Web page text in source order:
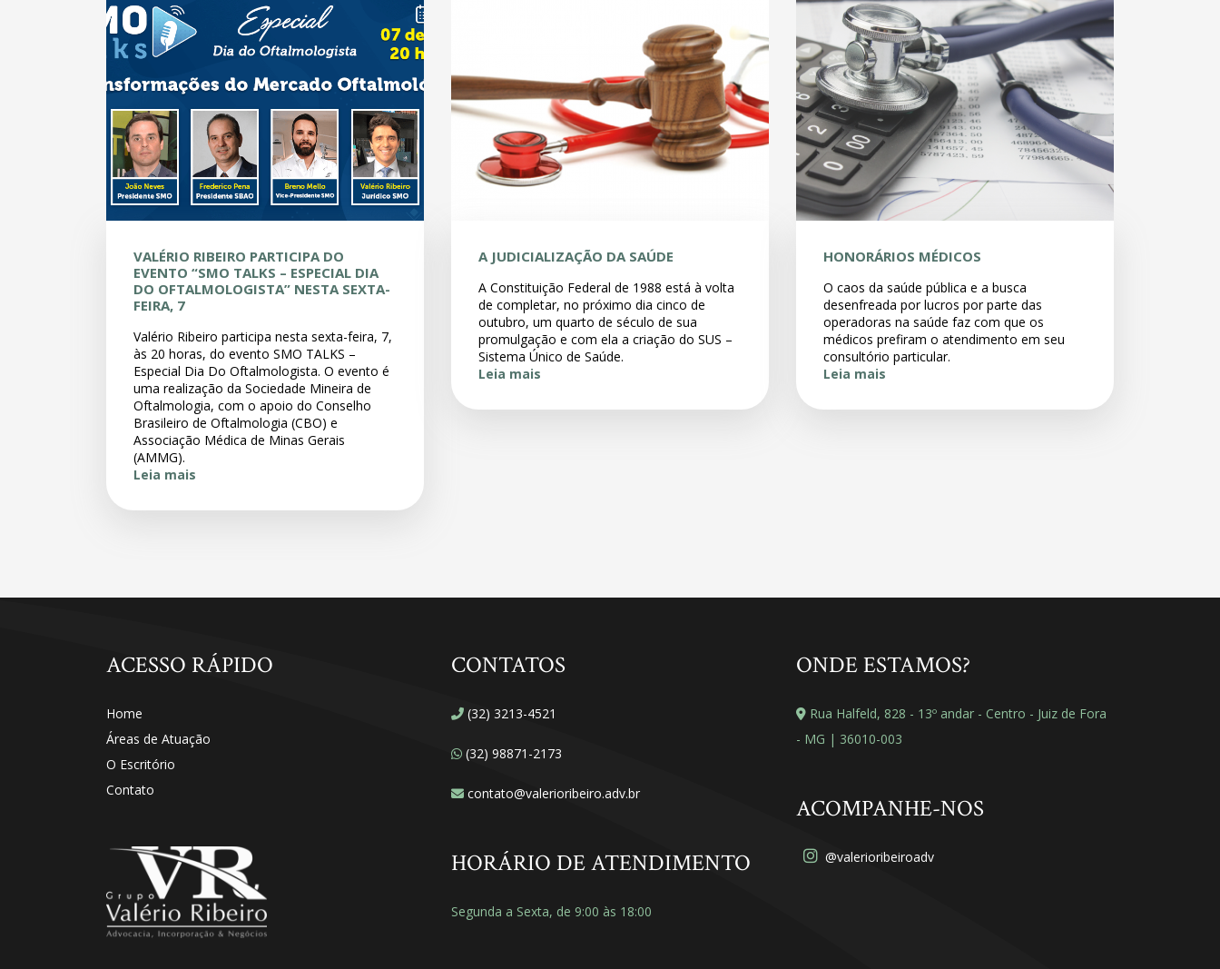
VALÉRIO RIBEIRO PARTICIPA DO
EVENTO “SMO TALKS – ESPECIAL DIA
DO OFTALMOLOGISTA” NESTA SEXTA-
FEIRA, 7
Valério Ribeiro participa nesta sexta-feira, 7,
às 20 horas, do evento SMO TALKS –
Especial Dia Do Oftalmologista. O evento é
uma realização da Sociedade Mineira de
Oftalmologia, com o apoio do Conselho
Brasileiro de Oftalmologia (CBO) e
Associação Médica de Minas Gerais
(AMMG).
Leia mais
A JUDICIALIZAÇÃO DA SAÚDE
A Constituição Federal de 1988 está à volta
de completar, no próximo dia cinco de
outubro, um quarto de século de sua
promulgação e com ela a criação do SUS –
Sistema Único de Saúde.
Leia mais
HONORÁRIOS MÉDICOS
O caos da saúde pública e a busca
desenfreada por lucros por parte das
operadoras na saúde faz com que os
médicos prefiram o atendimento em seu
consultório particular.
Leia mais
ACESSO RÁPIDO
Home
Áreas de Atuação
O Escritório
Contato
CONTATOS
(32) 3213-4521
(32) 98871-2173
contato@valerioribeiro.adv.br
HORÁRIO DE ATENDIMENTO
Segunda a Sexta, de 9:00 às 18:00
ONDE ESTAMOS?
Rua Halfeld, 828 - 13º andar - Centro - Juiz de Fora
- MG | 36010-003
ACOMPANHE-NOS
@valerioribeiroadv